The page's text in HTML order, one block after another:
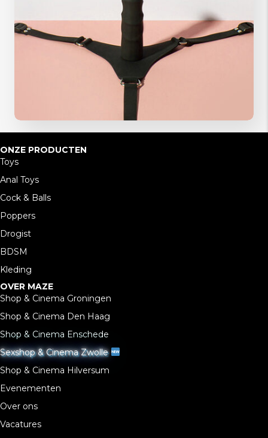
ONZE PRODUCTEN
Toys
Anal Toys
Cock & Balls
Poppers
Drogist
BDSM
Kleding
OVER MAZE
Shop & Cinema Groningen
Shop & Cinema Den Haag
Shop & Cinema Enschede
Sexshop & Cinema Zwolle
Shop & Cinema Hilversum
Evenementen
Over ons
Vacatures